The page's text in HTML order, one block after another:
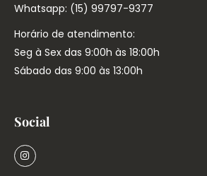
Whatsapp: (15) 99797-9377
Horário de atendimento:
Seg à Sex das 9:00h às 18:00h
Sábado das 9:00 às 13:00h
Social